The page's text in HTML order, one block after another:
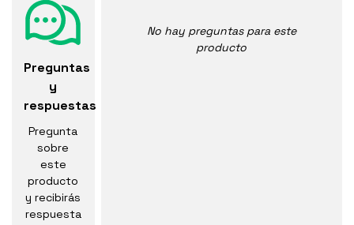
Preguntas
y
respuestas
Pregunta
sobre
este
producto
y recibirás
respuesta
No hay preguntas para este
producto